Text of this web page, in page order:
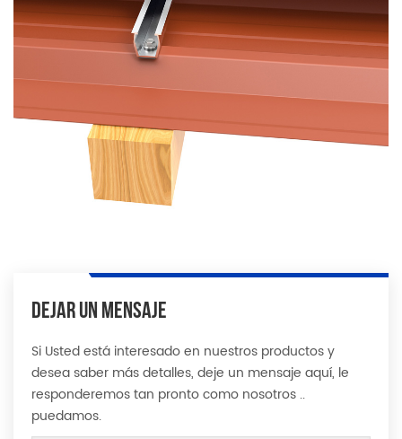
DEJAR UN MENSAJE
Si Usted está interesado en nuestros productos y
desea saber más detalles, deje un mensaje aquí, le
responderemos tan pronto como nosotros ..
puedamos.